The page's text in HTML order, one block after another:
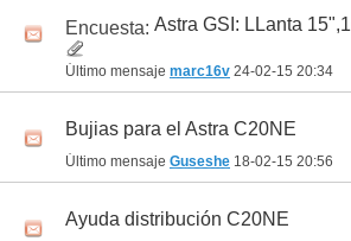
Encuesta: Astra GSI: LLanta
Último mensaje marc16v 24-02-15 20:34
Bujias para el Astra C20NE
Último mensaje Guseshe 18-02-15 20:56
Ayuda distribución C20NE